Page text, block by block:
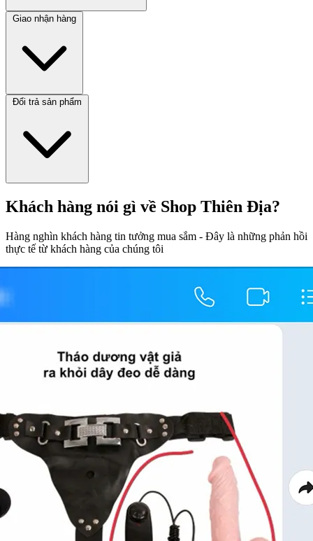
Giao nhận hàng
Đổi trả sản phẩm
Khách hàng nói gì về Shop Thiên Địa?
Hàng nghìn khách hàng tin tưởng mua sắm - Đây là những phản hồi
thực tế từ khách hàng của chúng tôi